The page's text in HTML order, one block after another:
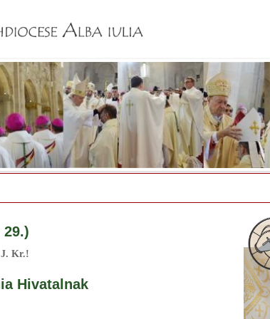
Kr.!
Hivatalnak